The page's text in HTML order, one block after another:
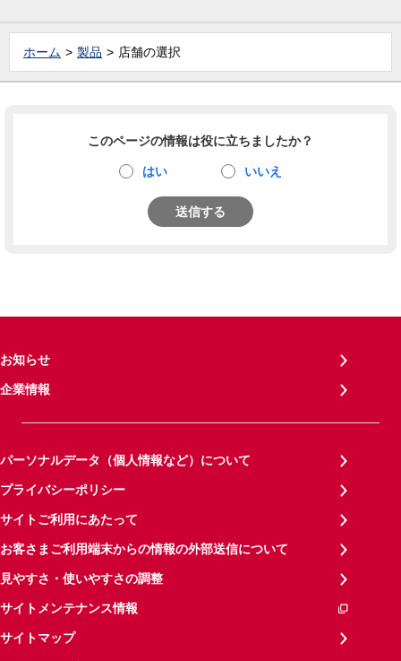
ホーム 製品 店舗の選択
このページの情報は役に立ちましたか？
はい いいえ
送信する
お知らせ
企業情報
パーソナルデータ（個人情報など）について
プライバシーポリシー
サイトご利用にあたって
お客さまご利用端末からの情報の外部送信について
見やすさ・使いやすさの調整
サイトメンテナンス情報
サイトマップ